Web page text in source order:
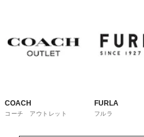
COACH
コーチ アウトレット
FURLA
フルラ